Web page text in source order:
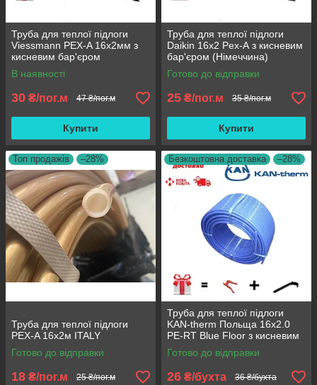
Труба для теплої підлоги
Viessmann PEX-A 16х2мм з
кисневим бар'єром
П'ятишарова (Німеччина)
В наявності
30 ₴/пог.м 47 ₴/пог.м
Купити
Труба для теплої підлоги
Daikin 16x2 Pex-А з кисневим
бар'єром (Німеччина)
Готово до відправки
25 ₴/пог.м 35 ₴/пог.м
Купити
Топ продажів –28%
Труба для теплої підлоги
PEX-A 16x2м ITALY
Готово до відправки
18 ₴/пог.м 25 ₴/пог.м
Безкоштовна доставка –28%
Труба для теплої підлоги
KAN-therm Польща 16х2.0
PE-RT Blue Floor з кисневим
бар'єром
Готово до відправки
26 ₴/бухта 36 ₴/бухта